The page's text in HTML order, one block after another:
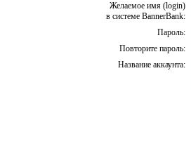
Желаемое имя (login)
в системе BannerBank:
Пароль:
Повторите пароль:
Название аккаунта: